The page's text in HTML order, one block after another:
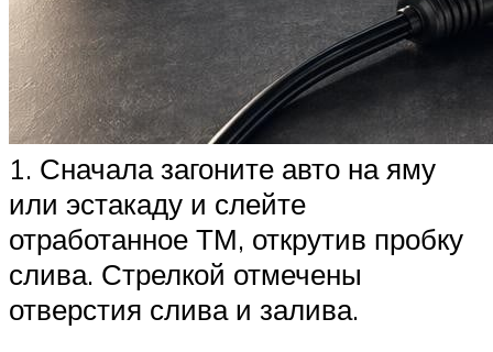
1. Сначала загоните авто на яму
или эстакаду и слейте
отработанное ТМ, открутив пробку
слива. Стрелкой отмечены
отверстия слива и залива.